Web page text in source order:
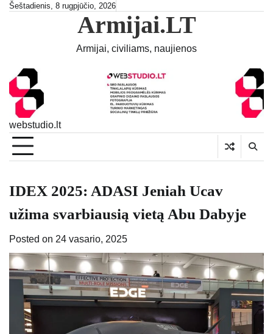
SkipŠeštadienis, 8 rugpjūčio, 2026
Armijai.LT
Armijai, civiliams, naujienos
webstudio.lt
IDEX 2025: ADASI Jeniah Ucav
užima svarbiausią vietą Abu Dabyje
Posted on 24 vasario, 2025